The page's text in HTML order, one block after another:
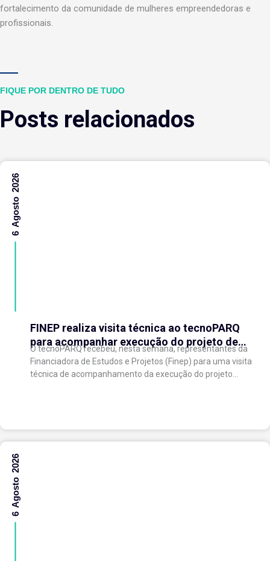
fortalecimento da comunidade de mulheres empreendedoras e
profissionais.
FIQUE POR DENTRO DE TUDO
Posts relacionados
FINEP realiza visita técnica ao tecnoPARQ
para acompanhar execução do projeto de
expansão do Parque Tecnológico
O tecnoPARQ recebeu, nesta semana, representantes da
Financiadora de Estudos e Projetos (Finep) para uma visita
técnica de acompanhamento da execução do projeto
6 Agosto 2026
6 Agosto 2026